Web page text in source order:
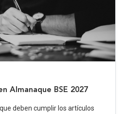
Almanaque BSE 2027
deben cumplir los artículos